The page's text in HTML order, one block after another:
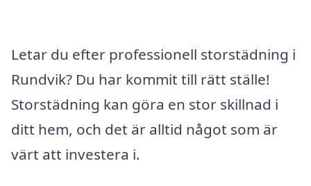
Letar du efter professionell storstädning i
Rundvik? Du har kommit till rätt ställe!
Storstädning kan göra en stor skillnad i
ditt hem, och det är alltid något som är
värt att investera i.